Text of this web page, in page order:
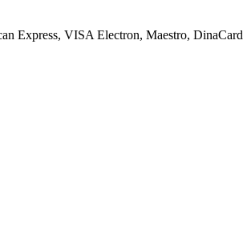
Express, VISA Electron, Maestro, DinaCard